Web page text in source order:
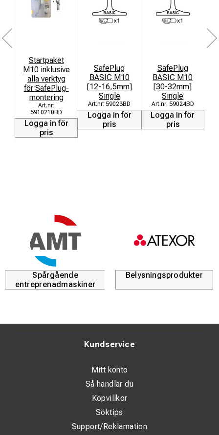
Startpaket
M10 inklusive
alla verktyg
för SafePlug-
montering
5910210BD
Logga in för
pris
SafePlug
BASIC M10
[12-16,5mm]
Single
59023BD
Logga in för
pris
SafePlug
BASIC M10
[30-32mm]
Single
59024BD
Logga in för
pris
Spårgående
entreprenadmaskiner
Belysningsprodukter
Kundservice
Mitt konto
Så handlar du
Köpvillkor
Söktips
Support/Reklamation